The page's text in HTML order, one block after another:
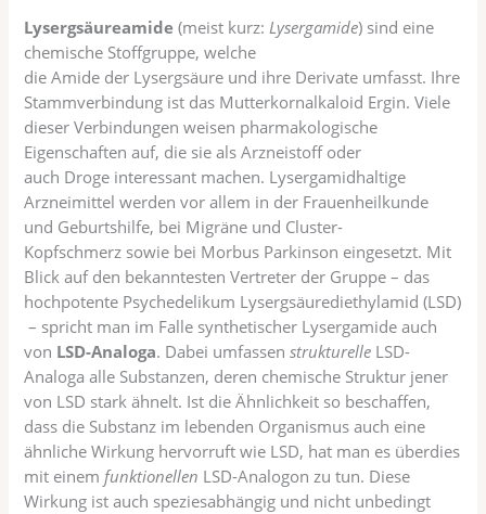
Lysergsäureamide (meist kurz:Lysergamide) sind eine
chemische Stoffgruppe, welche
die Amide der Lysergsäure und ihre Derivate umfasst. Ihre
Stammverbindung ist das Mutterkornalkaloid Ergin. Viele
dieser Verbindungen weisen pharmakologische
Eigenschaften auf, die sie als Arzneistoff oder
auch Droge interessant machen. Lysergamidhaltige
Arzneimittel werden vor allem in der Frauenheilkunde
und Geburtshilfe, bei Migräne und Cluster-
Kopfschmerz sowie bei Morbus Parkinson eingesetzt. Mit
Blick auf den bekanntesten Vertreter der Gruppe – das
hochpotente Psychedelikum Lysergsäurediethylamid (LSD)
– spricht man im Falle synthetischer Lysergamide auch
von LSD-Analoga. Dabei umfassenstrukturelle LSD-
Analoga alle Substanzen, deren chemische Struktur jener
von LSD stark ähnelt. Ist die Ähnlichkeit so beschaffen,
dass die Substanz im lebenden Organismus auch eine
ähnliche Wirkung hervorruft wie LSD, hat man es überdies
mit einem funktionellen LSD-Analogon zu tun. Diese
Wirkung ist auch speziesabhängig und nicht unbedingt